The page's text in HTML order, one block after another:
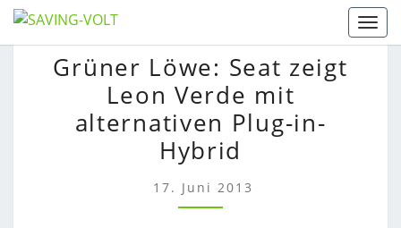
Skip
to
GRÜNER
LÖWE:
SEAT
ZEIGT
LEON
VERDE
ALTERNATIVEN
Grüner Löwe: Seat zeigt
Leon Verde mit
alternativen Plug-in-
Hybrid
17. Juni 2013